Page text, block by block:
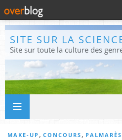
MAKE-UP , CONCOURS , PALMARÈS